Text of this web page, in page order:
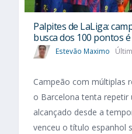
Palpites de LaLiga:
busca dos 100 pontos
Estevão Maximo
Campeão com múltiplas
o Barcelona tenta
alcançado desde a
venceu o título espanhol